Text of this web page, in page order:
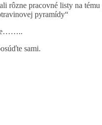
rôzne pracovné listy na
pyramídy“
sami.